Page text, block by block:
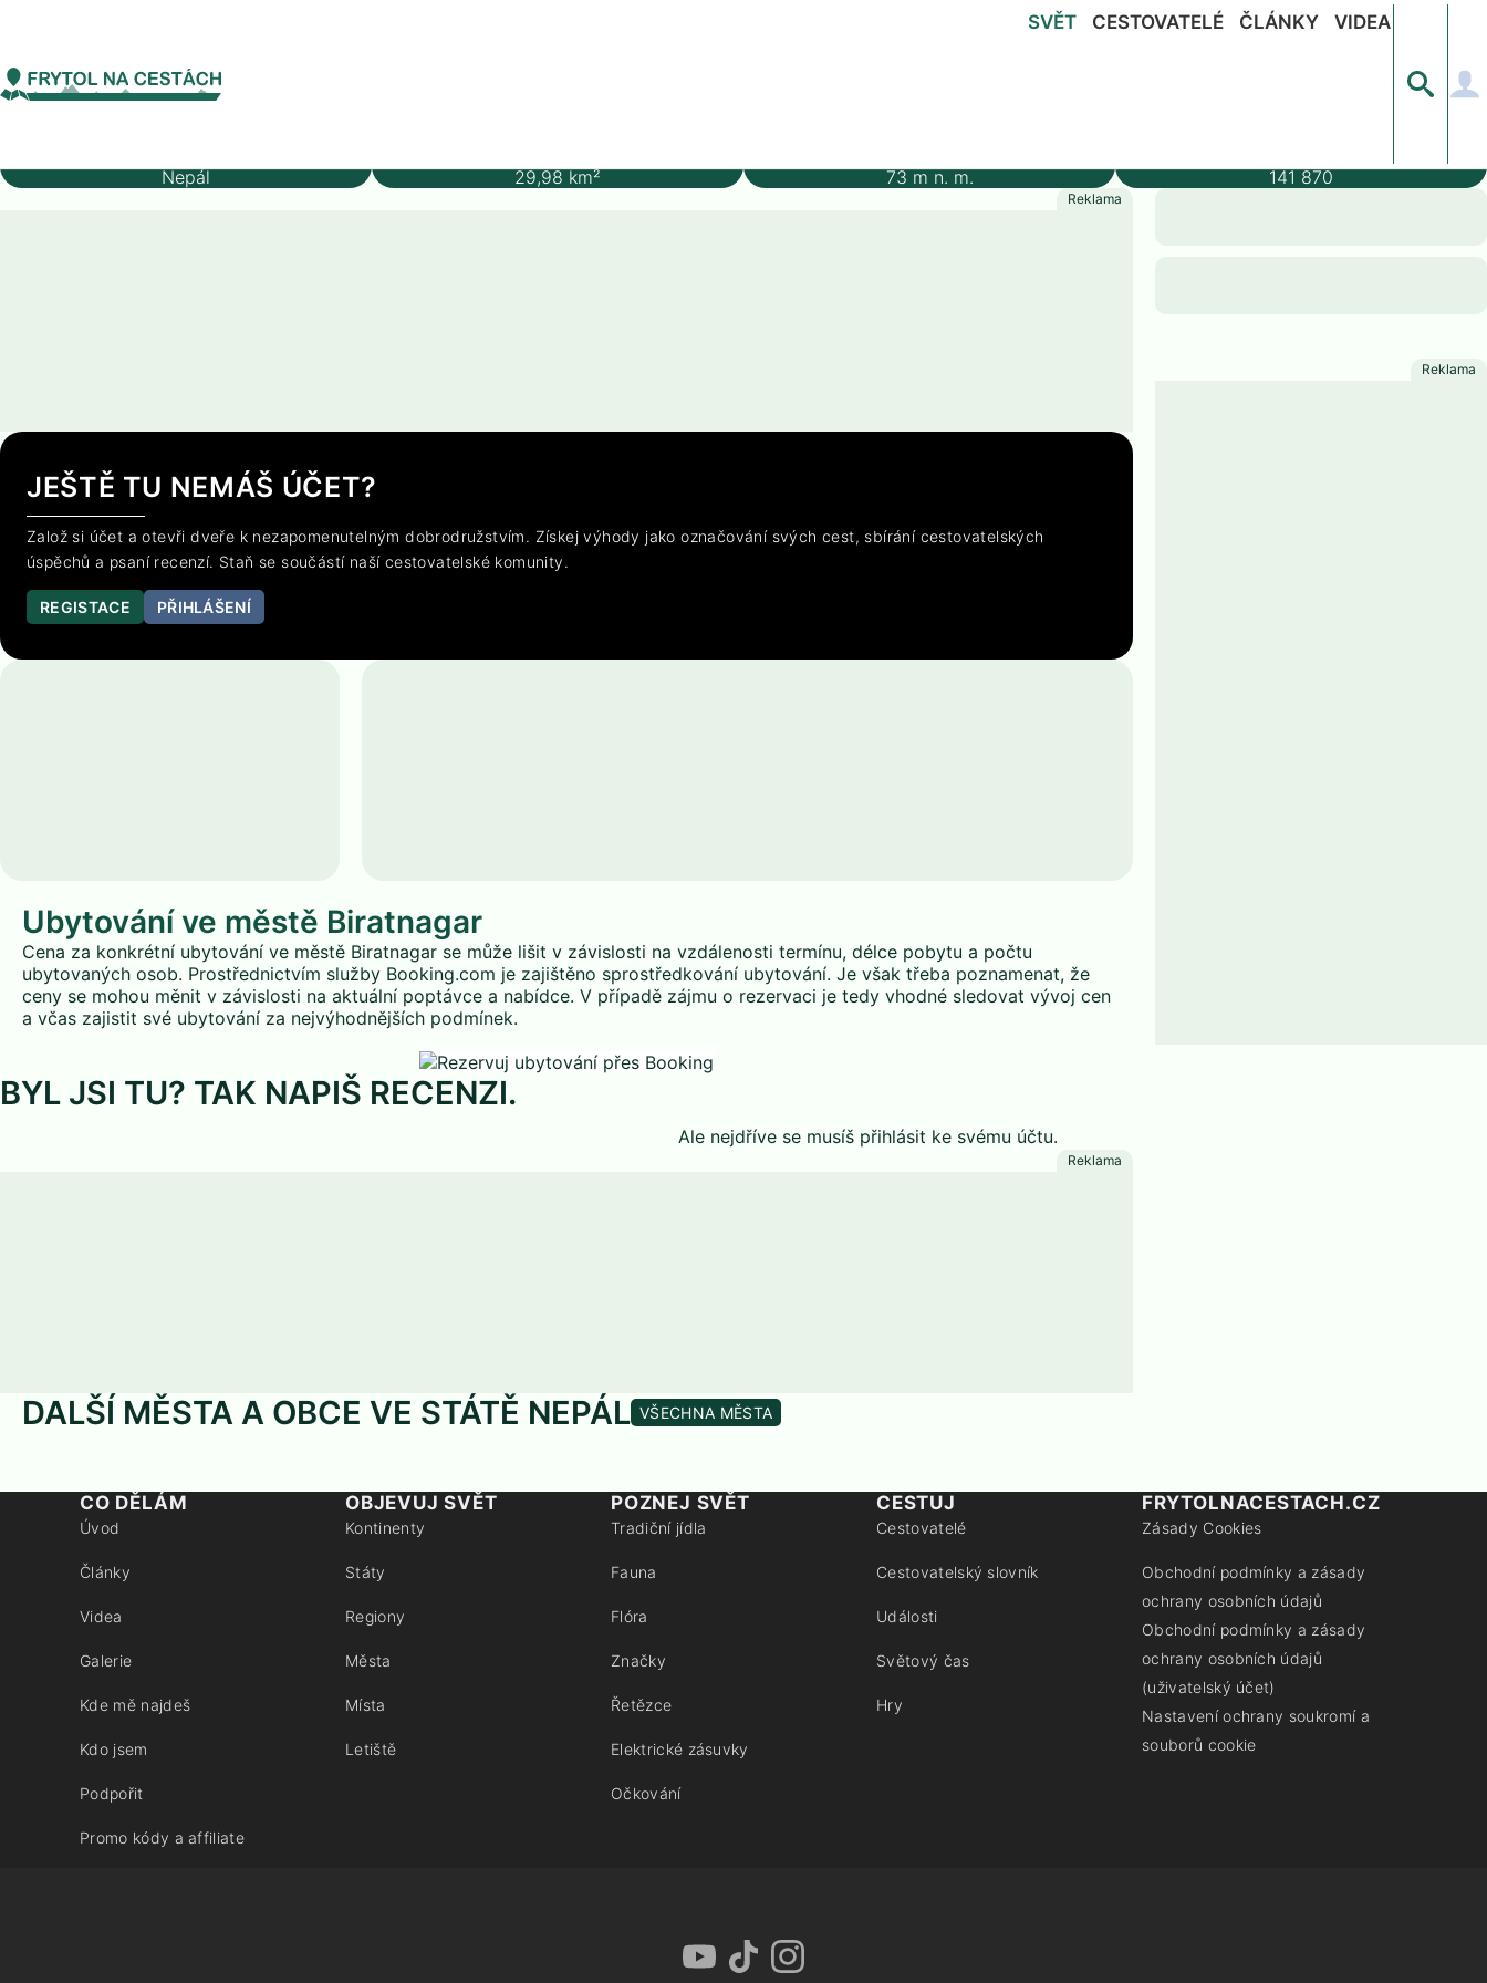
SVĚT CESTOVATELÉ ČLÁNKY VIDEA
Asie Nepál Biratnagar
Nepál 29,98km² 73m n. m. 141 870
JEŠTĚ TU NEMÁŠ ÚČET?
Založ si účet a otevři dveře k nezapomenutelným dobrodružstvím. Získej výhody jako označování svých cest, sbírání cestovatelských
úspěchů a psaní recenzí. Staň se součástí naší cestovatelské komunity.
REGISTACE PŘIHLÁŠENÍ
Ubytování ve městě Biratnagar
Cena za konkrétní ubytování ve městě Biratnagar se může lišit v závislosti na vzdálenosti termínu, délce pobytu a počtu
ubytovaných osob. Prostřednictvím služby Booking.com je zajištěno sprostředkování ubytování. Je však třeba poznamenat, že
ceny se mohou měnit v závislosti na aktuální poptávce a nabídce. V případě zájmu o rezervaci je tedy vhodné sledovat vývoj cen
a včas zajistit své ubytování za nejvýhodnějších podmínek.
BYL JSI TU? TAK NAPIŠ RECENZI.
Ale nejdříve se musíš přihlásit ke svému účtu.
DALŠÍ MĚSTA A OBCE VE STÁTĚ NEPÁL VŠECHNA MĚSTA
CO DĚLÁM
Úvod
Články
Videa
Galerie
Kde mě najdeš
Kdo jsem
Podpořit
Promo kódy a affiliate
OBJEVUJ SVĚT
Kontinenty
Státy
Regiony
Města
Místa
Letiště
POZNEJ SVĚT
Tradiční jídla
Fauna
Flóra
Značky
Řetězce
Elektrické zásuvky
Očkování
CESTUJ
Cestovatelé
Cestovatelský slovník
Události
Světový čas
Hry
FRYTOLNACESTACH.CZ
Zásady Cookies
Obchodní podmínky a zásady
ochrany osobních údajů
Obchodní podmínky a zásady
ochrany osobních údajů
(uživatelský účet)
Nastavení ochrany soukromí a
souborů cookie